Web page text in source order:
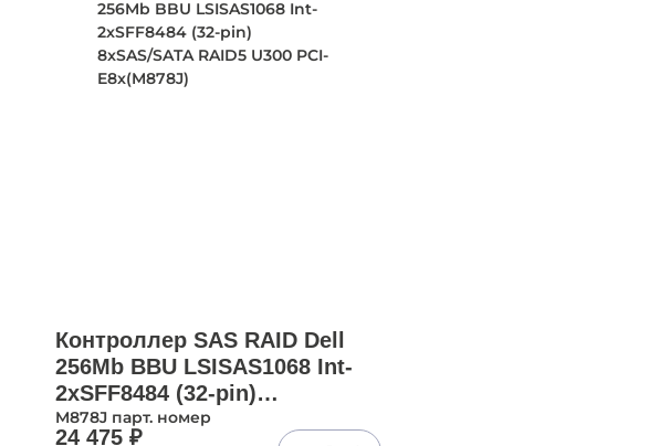
Контроллер SAS RAID Dell
256Mb BBU LSISAS1068 Int-
2xSFF8484 (32-pin)
8xSAS/SATA RAID5 U300 PCI-
M878J парт. номер
24 475 ₽